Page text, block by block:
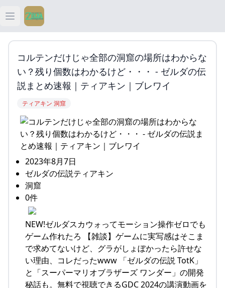
Open main menu
ティアキン
ティアキン 祠
ティアキン 武器
ティアキン 攻略
コルテンだけじゃ全部の洞窟の場所はわからな
い？残り個数はわかるけど・・・ - ゼルダの伝
説まとめ速報｜ティアキン｜ブレワイ
ティアキン 洞窟
2023年8月7日
ゼルダの伝説ティアキン
洞窟
0件
NEW!ゼルダスカウォってモーション操作ゼロでも
ゲーム作れたろ 【雑談】ゲームに実写感はそこま
で求めてないけど、グラがしょぼかったら許せな
い理由、コレだったwww 「ゼルダの伝説 TotK」
と「スーパーマリオブラザーズ ワンダー」の開発
秘話も。無料で視聴できるGDC 2024の講演動画を